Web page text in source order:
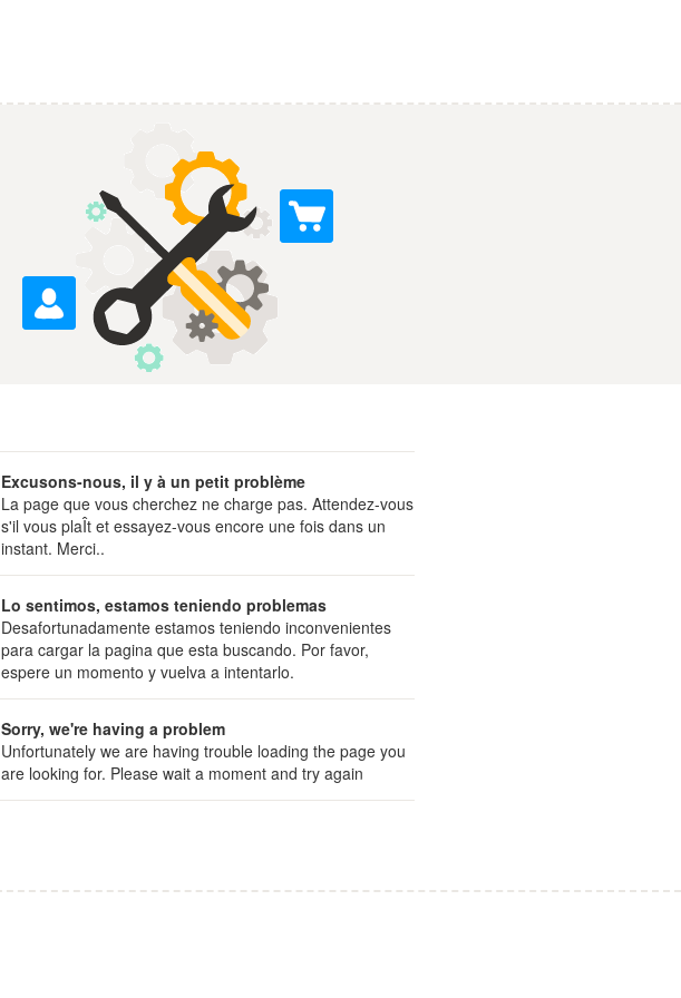
Excusons-nous, il y à un petit problème
La page que vous cherchez ne charge pas. Attendez-vous
s'il vous plaÎt et essayez-vous encore une fois dans un
instant. Merci..
Lo sentimos, estamos teniendo problemas
Desafortunadamente estamos teniendo inconvenientes
para cargar la pagina que esta buscando. Por favor,
espere un momento y vuelva a intentarlo.
Sorry, we're having a problem
Unfortunately we are having trouble loading the page you
are looking for. Please wait a moment and try again